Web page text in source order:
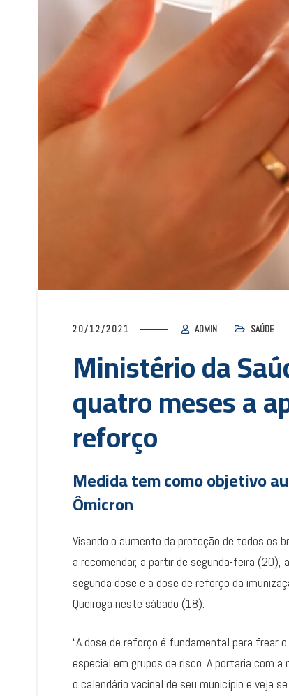
20/12/2021 ADMIN SAÚDE
Ministério da
quatro meses a
reforço
Medida tem como objetivo
Ômicron
Visando o aumento da proteção de todos os
a recomendar, a partir de segunda-feira (20),
segunda dose e a dose de reforço da
Queiroga neste sábado (18).
“A dose de reforço é fundamental para frear
especial em grupos de risco. A portaria com
o calendário vacinal de seu município e veja